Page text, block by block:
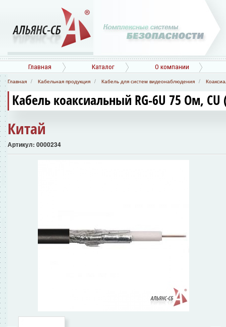
Главная Каталог О компании
Главная Кабельная продукция Кабель для систем видеонаблюдения
Кабель коаксиальный RG-6U 75 Ом,
Китай
Артикул: 0000234